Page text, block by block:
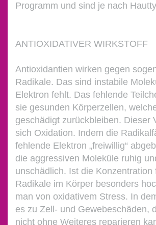
Programm und sind je nach
ANTIOXIDATIVER WIRKSTOFF
Antioxidantien wirken gegen
Radikale. Das sind instabile
Elektron fehlt. Das fehlende
sie gesunden Körperzellen,
geschädigt zurückbleiben. Dieser
sich Oxidation. Indem die
fehlende Elektron „freiwillig“
die aggressiven Moleküle ruhig
unschädlich. Ist die Konzentration
Radikale im Körper besonders
man von oxidativem Stress. In
es zu Zell- und Gewebeschäden,
nicht ohne Weiteres reparieren